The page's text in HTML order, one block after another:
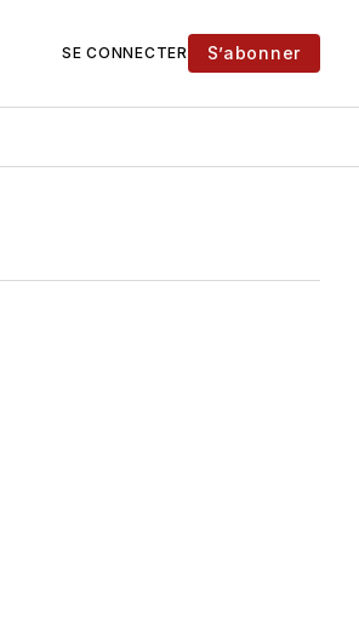
SE CONNECTER S’abonner